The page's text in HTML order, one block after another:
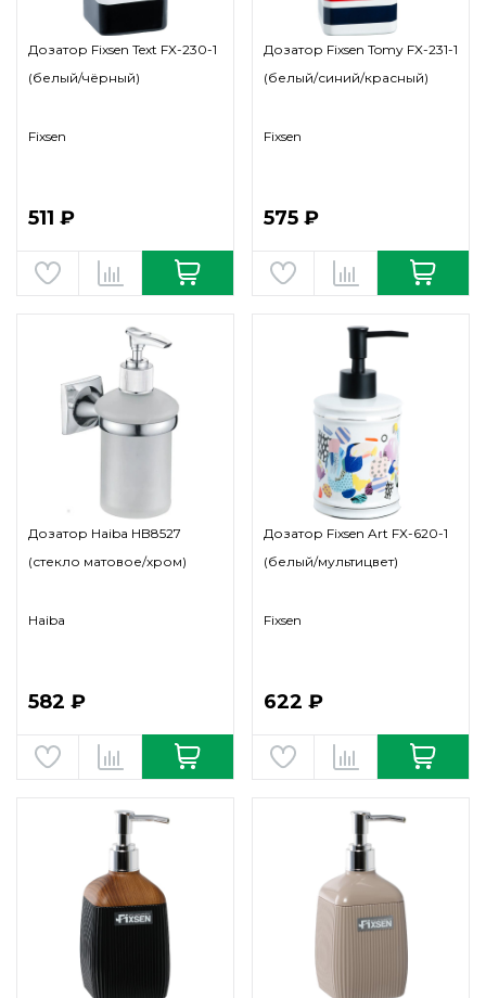
Дозатор Fixsen Text FX-230-1
(белый/чёрный)
Fixsen
511 ₽
Дозатор Fixsen Tomy FX-231-1
(белый/синий/красный)
Fixsen
575 ₽
Дозатор Haiba HB8527
(стекло матовое/хром)
Haiba
582 ₽
Дозатор Fixsen Art FX-620-1
(белый/мультицвет)
Fixsen
622 ₽